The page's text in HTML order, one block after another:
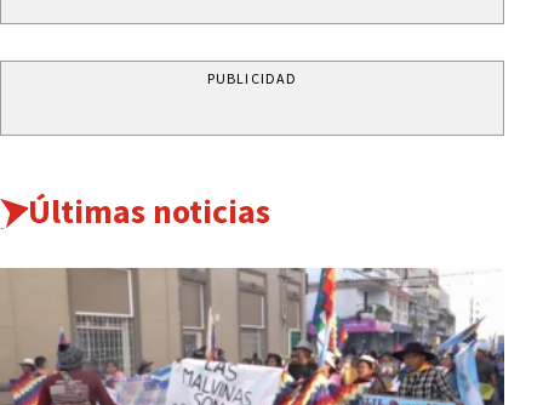
PUBLICIDAD
Últimas noticias